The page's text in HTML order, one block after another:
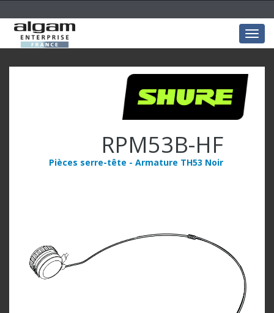
RPM53B-HF
Pièces serre-tête - Armature TH53 Noir